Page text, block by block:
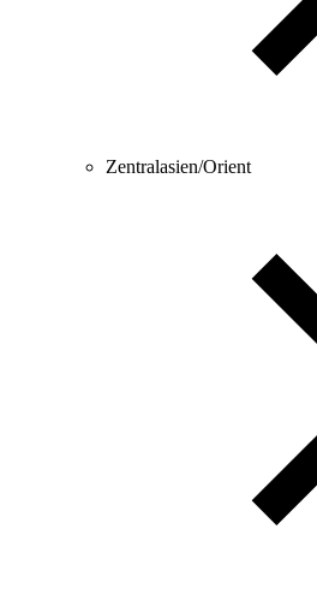
Zentralasien/Orient